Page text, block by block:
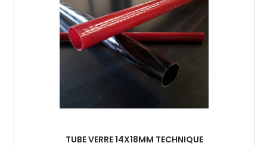
TUBE VERRE 14X18MM TECHNIQUE